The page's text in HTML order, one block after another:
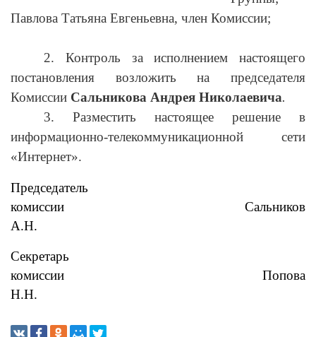
Павлова Татьяна Евгеньевна, член Комиссии;
2. Контроль за исполнением настоящего
постановления возложить на председателя
Комиссии Сальникова Андрея Николаевича.
3. Разместить настоящее решение в
информационно-телекоммуникационной сети
«Интернет».
Председатель
комиссии Сальников
А.Н.
Секретарь
комиссии Попова
Н.Н.